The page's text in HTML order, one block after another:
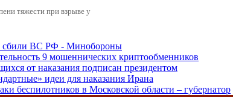
тяжести при взрыве у
сбили ВС РФ - Минобороны
9 мошеннических криптообменников
от наказания подписан президентом
идеи для наказания Ирана
беспилотников в Московской области – губернатор